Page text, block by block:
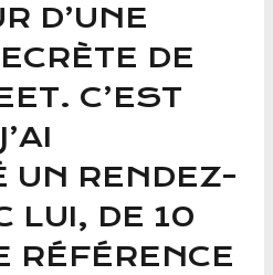
D’UNE
DE
C’EST
UN RENDEZ-
LUI, DE 10
RÉFÉRENCE